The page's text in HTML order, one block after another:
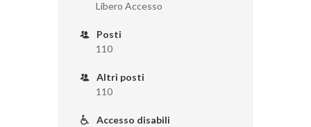
Libero Accesso
Posti
110
Altri posti
110
Accesso disabili